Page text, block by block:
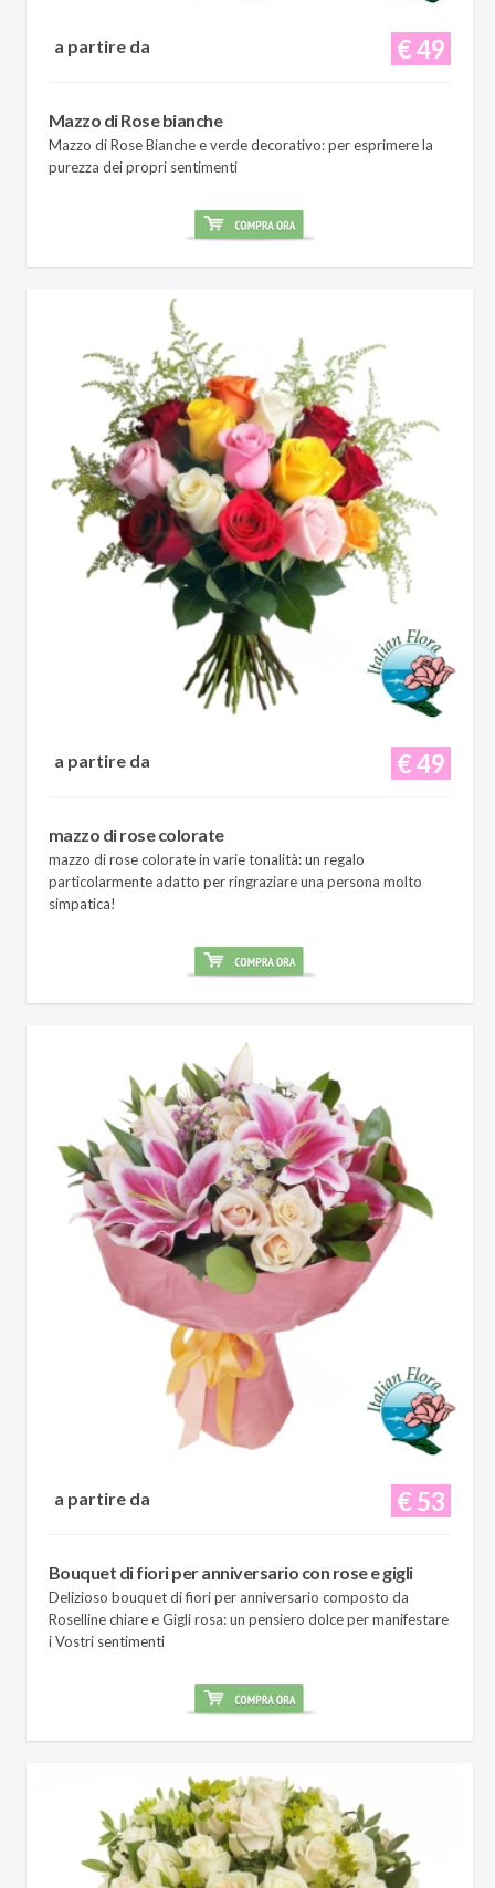
€ 49
a partire da
Mazzo di Rose bianche
Mazzo di Rose Bianche e verde decorativo: per esprimere la
purezza dei propri sentimenti
€ 49
a partire da
mazzo di rose colorate
mazzo di rose colorate in varie tonalità: un regalo
particolarmente adatto per ringraziare una persona molto
simpatica!
€ 53
a partire da
Bouquet di fiori per anniversario con rose e gigli
Delizioso bouquet di fiori per anniversario composto da
Roselline chiare e Gigli rosa: un pensiero dolce per manifestare
i Vostri sentimenti